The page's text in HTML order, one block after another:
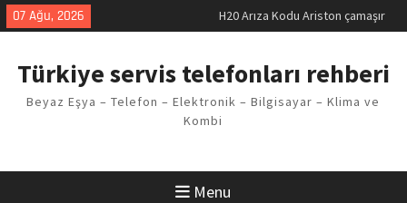
Skip
to
07 Ağu, 2026
H20 Arıza Kodu Ariston çamaşır
makinesi Sorunu
Arçelik buzdolabı F5 Hatası
Vaillant çamaşır makinesi E03
Arıza Kodu
Türkiye servis telefonları rehberi
Beyaz Eşya – Telefon – Elektronik – Bilgisayar – Klima ve
Kombi
Menu